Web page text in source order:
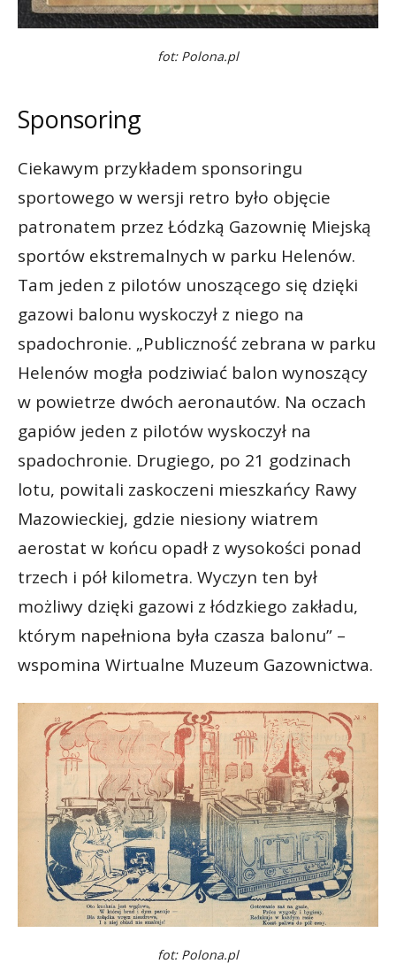
fot: Polona.pl
Sponsoring
Ciekawym przykładem sponsoringu
sportowego w wersji retro było objęcie
patronatem przez Łódzką Gazownię Miejską
sportów ekstremalnych w parku Helenów.
Tam jeden z pilotów unoszącego się dzięki
gazowi balonu wyskoczył z niego na
spadochronie. „Publiczność zebrana w parku
Helenów mogła podziwiać balon wynoszący
w powietrze dwóch aeronautów. Na oczach
gapiów jeden z pilotów wyskoczył na
spadochronie. Drugiego, po 21 godzinach
lotu, powitali zaskoczeni mieszkańcy Rawy
Mazowieckiej, gdzie niesiony wiatrem
aerostat w końcu opadł z wysokości ponad
trzech i pół kilometra. Wyczyn ten był
możliwy dzięki gazowi z łódzkiego zakładu,
którym napełniona była czasza balonu” –
wspomina Wirtualne Muzeum Gazownictwa.
fot: Polona.pl